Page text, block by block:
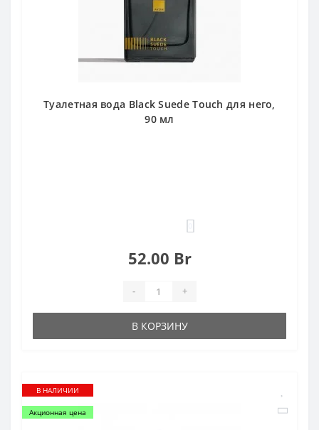
Туалетная вода Black Suede Touch для него,
90 мл
52.00 Br
- +
В КОРЗИНУ
В НАЛИЧИИ
Акционная цена